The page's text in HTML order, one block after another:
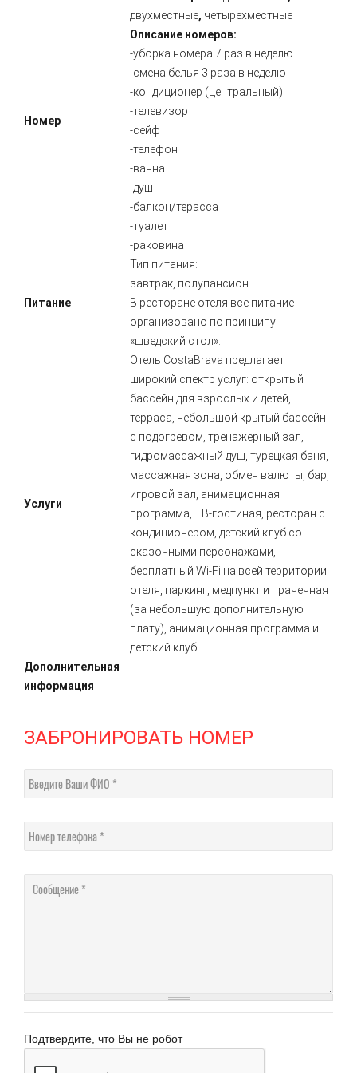
Номер
двухместные, четырехместные
Описание номеров:
-уборка номера 7 раз в неделю
-смена белья 3 раза в неделю
-кондиционер (центральный)
-телевизор
-сейф
-телефон
-ванна
-душ
-балкон/терасса
-туалет
-раковина
Питание
Тип питания:
завтрак, полупансион
В ресторане отеля все питание
организовано по принципу
«шведский стол».
Услуги
Отель CostaBrava предлагает
широкий спектр услуг: открытый
бассейн для взрослых и детей,
терраса, небольшой крытый бассейн
с подогревом, тренажерный зал,
гидромассажный душ, турецкая баня,
массажная зона, обмен валюты, бар,
игровой зал, анимационная
программа, ТВ-гостиная, ресторан с
кондиционером, детский клуб со
сказочными персонажами,
бесплатный Wi-Fi на всей территории
отеля, паркинг, медпункт и прачечная
(за небольшую дополнительную
плату), анимационная программа и
детский клуб.
Дополнительная
информация
ЗАБРОНИРОВАТЬ НОМЕР
Введите Ваши ФИО
Номер телефона
Сообщение
Подтвердите, что Вы не робот